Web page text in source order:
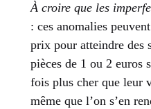
À croire que les
: ces anomalies
prix pour atteindre des
pièces de 1 ou 2 euros
fois plus cher que leur
même que l’on s’en